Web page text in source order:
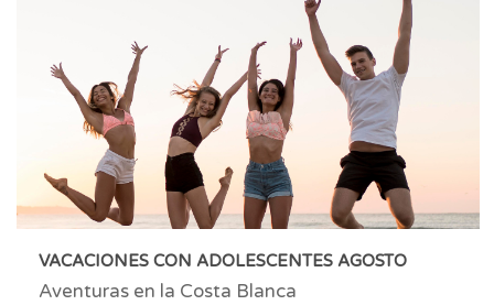
VACACIONES CON ADOLESCENTES AGOSTO
Aventuras en la Costa Blanca